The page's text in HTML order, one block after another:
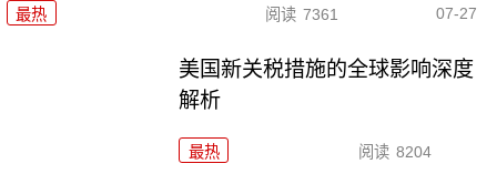
最热 阅读 7361 07-27
美国新关税措施的全球影响深度
解析
最热 阅读 8204